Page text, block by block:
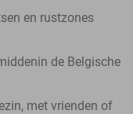
en rustzones
de Belgische
met vrienden of